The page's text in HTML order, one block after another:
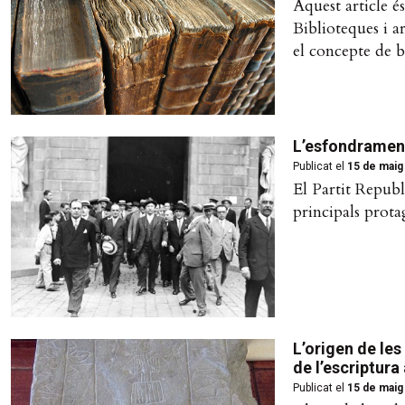
Aquest article
Biblioteques i
el concepte de
Publicat el 15 de
El Partit
principals
L’origen de
de
Publicat el 15 de